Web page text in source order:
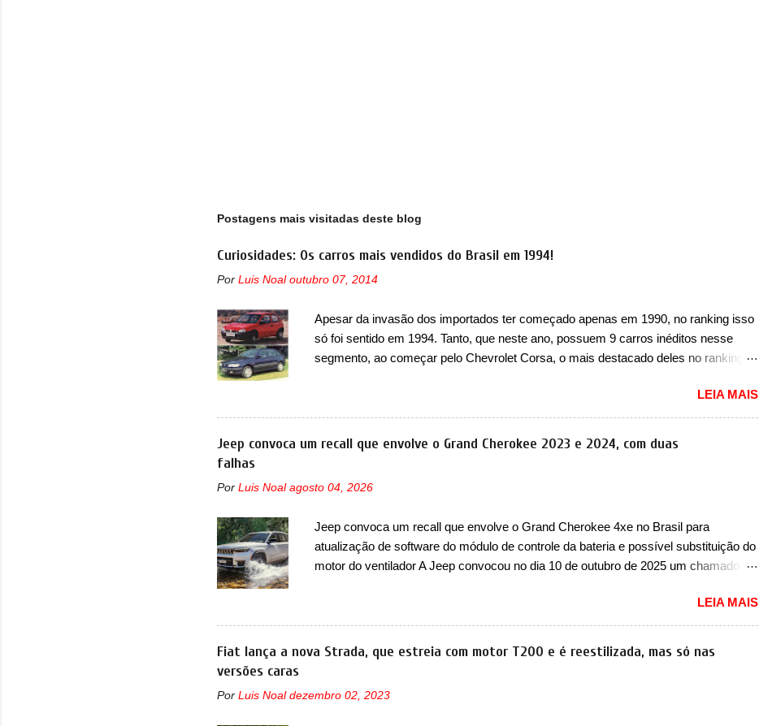
Postagens mais visitadas deste blog
Curiosidades: Os carros mais vendidos do Brasil em 1994!
Por Luis Noal outubro 07, 2014
Apesar da invasão dos importados ter começado apenas em 1990, no ranking isso
só foi sentido em 1994. Tanto, que neste ano, possuem 9 carros inéditos nesse
segmento, ao começar pelo Chevrolet Corsa, o mais destacado deles no ranking
lançamento da Chevrolet que assustou a concorrência. Nesse ano também era
lançada a nova geração do Volkswagen Gol que depois de 14 anos ganhava uma
nova geração feita do zero, apelidada de "Bolinha" por suas formas arredondadas.
Além do Gol, outro Volkswagen fazia sua estréia no mercado. Era o Pointer, versão
foi marcava pelos franceses, alemães, japoneses e coreanos que chegaram
nas vendas em 1994 foram o Renault R19 que vinha em 3 versões de carroceria,
sendo duas do hatch e o sedan, a famosa Kia Besta, o Vol...
LEIA MAIS
Jeep convoca um recall que envolve o Grand Cherokee 2023 e 2024, com duas
falhas
Por Luis Noal agosto 04, 2026
Jeep convoca um recall que envolve o Grand Cherokee 4xe no Brasil para
atualização de software do módulo de controle da bateria e possível substituição do
motor do ventilador A Jeep convocou no dia 10 de outubro de 2025 um chamado
com unidades de ano/modelo 2023 e 2024. A marca norte-americana diz que as
unidades afetadas precisam retornar a uma concessionária mais próxima para a
solução de dois problemas. O primeiro deles será uma atualização do software do
módulo de controle da bateria (AHCP e HCP). Para alguns veículos envolvidos,
ventilador HVAC (aquecimento, ventilação e ar-condicionado). A marca também
LEIA MAIS
Fiat lança a nova Strada, que estreia com motor T200 e é reestilizada, mas só nas
versões caras
Por Luis Noal dezembro 02, 2023